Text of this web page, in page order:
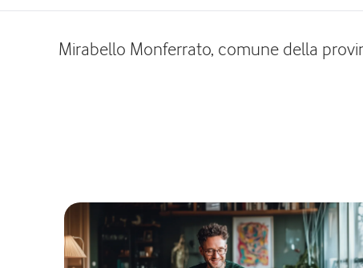
Mirabello Monferrato, comune della